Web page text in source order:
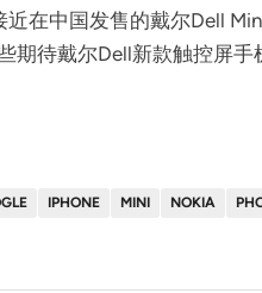
在中国发售的戴尔Dell
期待戴尔Dell新款触控屏
IPHONE MINI NOKIA